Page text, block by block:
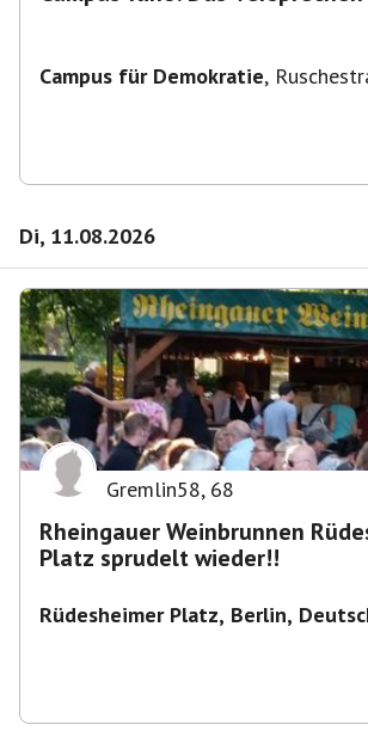
Campus für Demokratie,
Di, 11.08.2026
Gremlin58, 68
Rheingauer Weinbrunnen
Platz sprudelt wieder!!
Rüdesheimer Platz, Berlin,